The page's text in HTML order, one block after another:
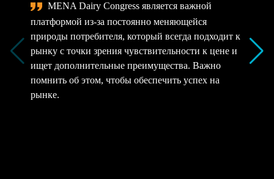
MENA Dairy Congress является важной
платформой из-за постоянно меняющейся
природы потребителя, который всегда подходит к
рынку с точки зрения чувствительности к цене и
ищет дополнительные преимущества. Важно
помнить об этом, чтобы обеспечить успех на
рынке.